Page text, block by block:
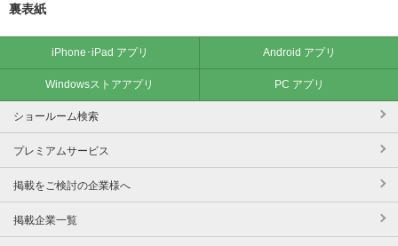
裏表紙
iPhone･iPad アプリ Android アプリ
Windowsストアアプリ PC アプリ
ショールーム検索
プレミアムサービス
掲載をご検討の企業様へ
掲載企業一覧